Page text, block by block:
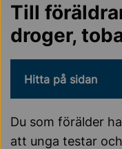
Till
droger,
Hitta på sidan
Du som förälder
att unga testar